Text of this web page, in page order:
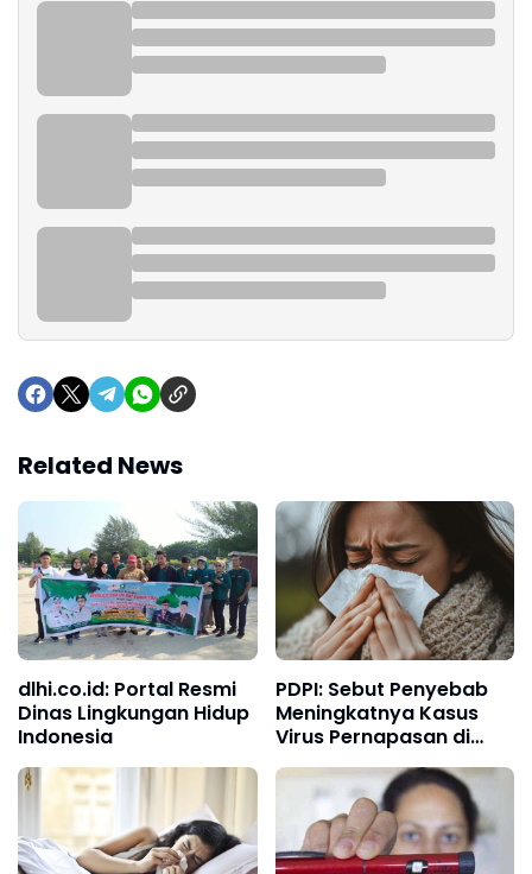
Related News
dlhi.co.id: Portal Resmi
Dinas Lingkungan Hidup
Indonesia
PDPI: Sebut Penyebab
Meningkatnya Kasus
Virus Pernapasan di
Awal 2025